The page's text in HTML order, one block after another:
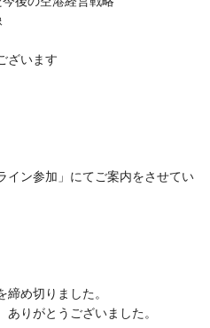
ざいます
ン参加」にてご案内をさせてい
め切りました。
りがとうございました。